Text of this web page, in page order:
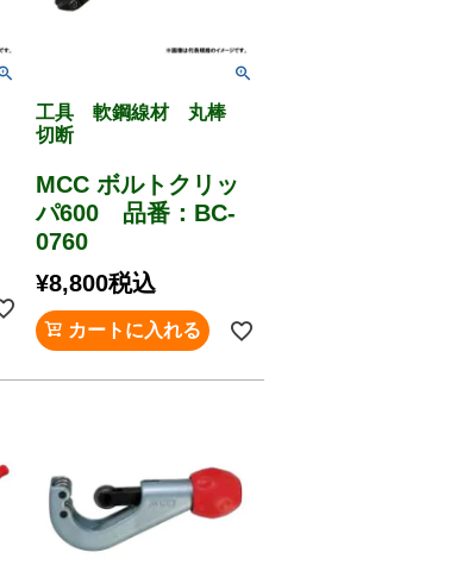
工具 軟鋼線材 丸棒
切断
MCC ボルトクリッ
パ600 品番：BC-
0760
¥8,800税込
カートに入れる